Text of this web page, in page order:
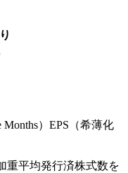
）EPS（希薄化
重平均発行済株式数を